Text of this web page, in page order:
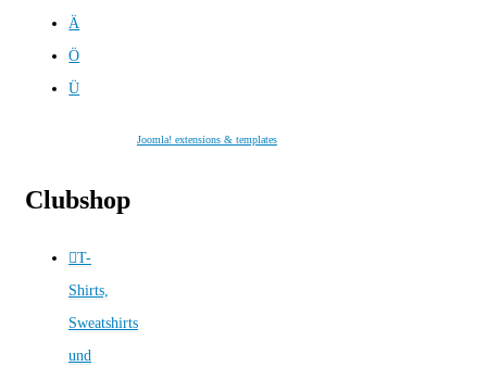
Ä
Ö
Ü
Joomla! extensions & templates
Clubshop
T-
Shirts,
Sweatshirts
und